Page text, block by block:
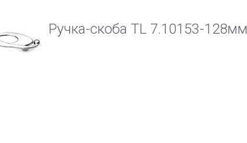
Ручка-скоба TL 7.10153-128мм